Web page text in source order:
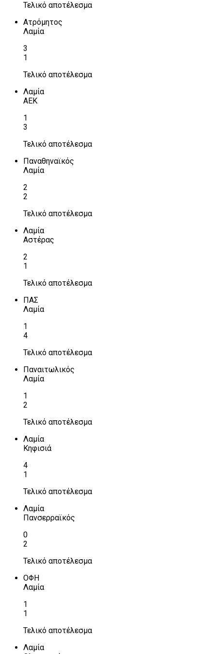
Τελικό αποτέλεσμα
Ατρόμητος
Λαμία
3
1
Τελικό αποτέλεσμα
Λαμία
ΑΕΚ
1
3
Τελικό αποτέλεσμα
Παναθηναϊκός
Λαμία
2
2
Τελικό αποτέλεσμα
Λαμία
Αστέρας
2
1
Τελικό αποτέλεσμα
ΠΑΣ
Λαμία
1
4
Τελικό αποτέλεσμα
Παναιτωλικός
Λαμία
1
2
Τελικό αποτέλεσμα
Λαμία
Κηφισιά
4
1
Τελικό αποτέλεσμα
Λαμία
Πανσερραϊκός
0
2
Τελικό αποτέλεσμα
ΟΦΗ
Λαμία
1
1
Τελικό αποτέλεσμα
Λαμία